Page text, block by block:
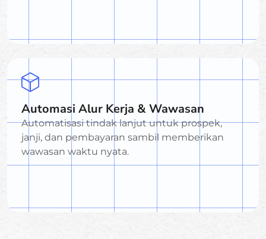
Automasi Alur Kerja & Wawasan
Automatisasi tindak lanjut untuk prospek,
janji, dan pembayaran sambil memberikan
wawasan waktu nyata.